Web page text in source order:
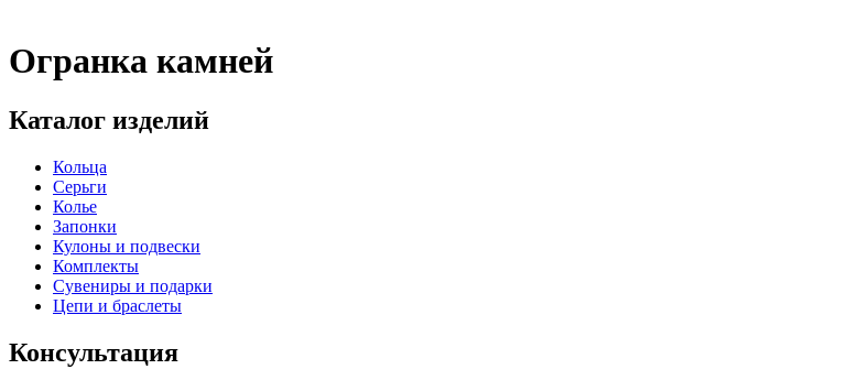
Огранка камней
Каталог изделий
Кольца
Серьги
Колье
Запонки
Кулоны и подвески
Комплекты
Сувениры и подарки
Цепи и браслеты
Консультация